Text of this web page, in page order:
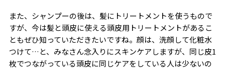
また、シャンプーの後は、髪にトリートメントを使うもので
すが、今は髪と頭皮に使える頭皮用トリートメントがあるこ
ともぜひ知っていただきたいですね。顔は、洗顔して化粧水
つけて…と、みなさん念入りにスキンケアしますが、同じ皮1
枚でつながっている頭皮に同じケアをしている人は少ないの